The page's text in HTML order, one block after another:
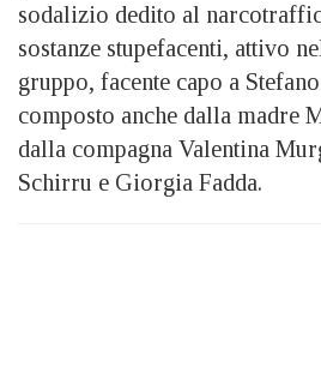
sodalizio dedito al
sostanze stupefacenti, attivo
gruppo, facente capo a
composto anche dalla madre
dalla compagna Valentina
Schirru e Giorgia Fadda.